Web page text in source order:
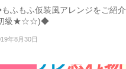
ふもふ仮装風アレンジをご紹介
級★☆☆)◆
年8月30日